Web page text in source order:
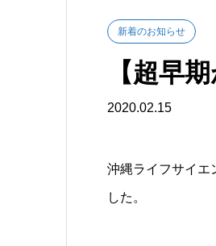
新着のお知らせ
【超早
2020.02.15
沖縄ライフサイエ
した。